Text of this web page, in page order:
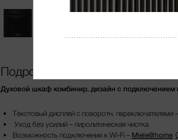
Подробнее о продукте
Духовой шкаф комбинир. дизайн с
Текстовый дисплей с поворотн. переключателями
Уход без усилий – пиролитическая чистка
Возможность подключения к Wi-Fi – Miele@home